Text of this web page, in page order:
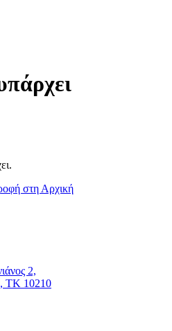
στη Αρχική
2,
ΤΚ 10210